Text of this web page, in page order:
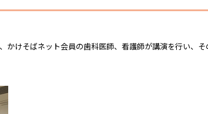
かけそばネット会員の歯科医師、看護師が講演を行い、そ